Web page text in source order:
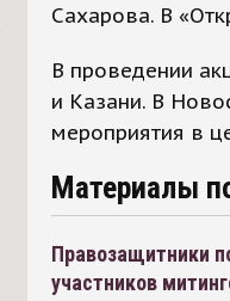
Сахарова. В
В проведении
и Казани. В
мероприятия в
Материалы
Правозащитники
участников